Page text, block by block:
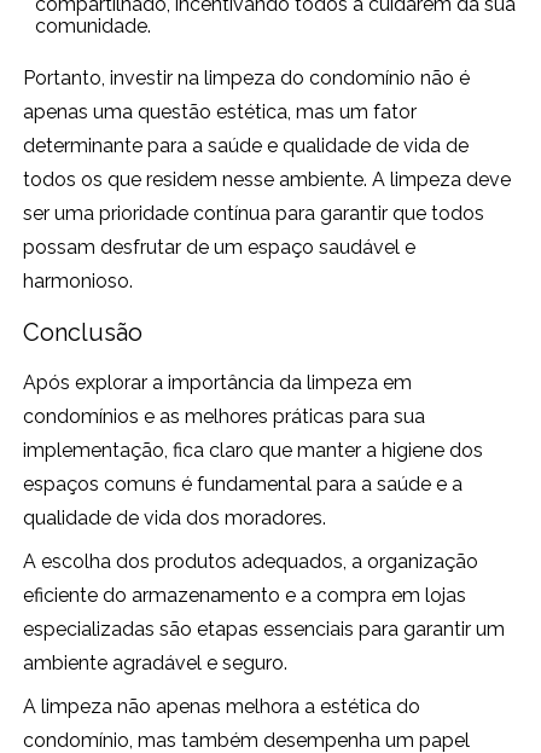
comunidade.
Portanto, investir na limpeza do condomínio não é
apenas uma questão estética, mas um fator
determinante para a saúde e qualidade de vida de
todos os que residem nesse ambiente. A limpeza deve
ser uma prioridade contínua para garantir que todos
possam desfrutar de um espaço saudável e
harmonioso.
Conclusão
Após explorar a importância da limpeza em
condomínios e as melhores práticas para sua
implementação, fica claro que manter a higiene dos
espaços comuns é fundamental para a saúde e a
qualidade de vida dos moradores.
A escolha dos produtos adequados, a organização
eficiente do armazenamento e a compra em lojas
especializadas são etapas essenciais para garantir um
ambiente agradável e seguro.
A limpeza não apenas melhora a estética do
condomínio, mas também desempenha um papel